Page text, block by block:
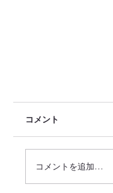
コメント
コメントを追加…